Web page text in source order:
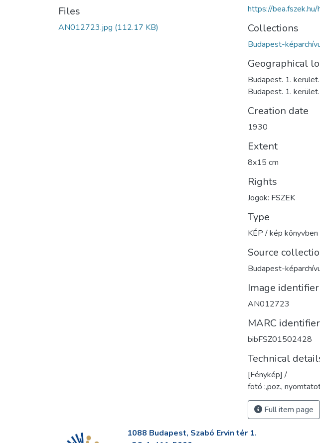
Files
AN012723.jpg (112.17 KB)
https://
Collections
Budapest-
Geographical
Budapest. 1.
Budapest. 1.
Creation date
1930
Extent
8x15 cm
Rights
Jogok: FSZEK
Type
KÉP / kép könyvben
Source
Budapest-
Image identifier
AN012723
MARC identifier
bibFSZ01502428
Technical
[Fénykép] /
fotó :,poz.,
Full item page
1088 Budapest, Szabó Ervin tér 1.